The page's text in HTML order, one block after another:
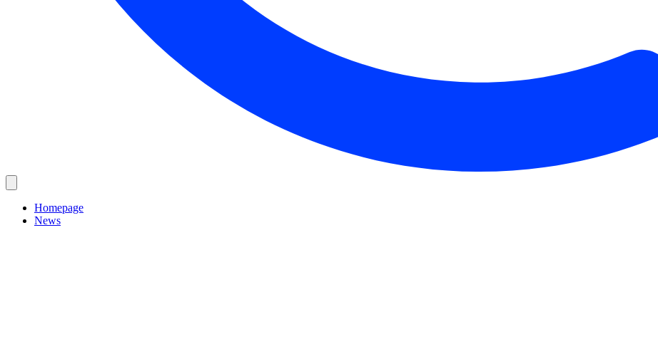
Homepage
News